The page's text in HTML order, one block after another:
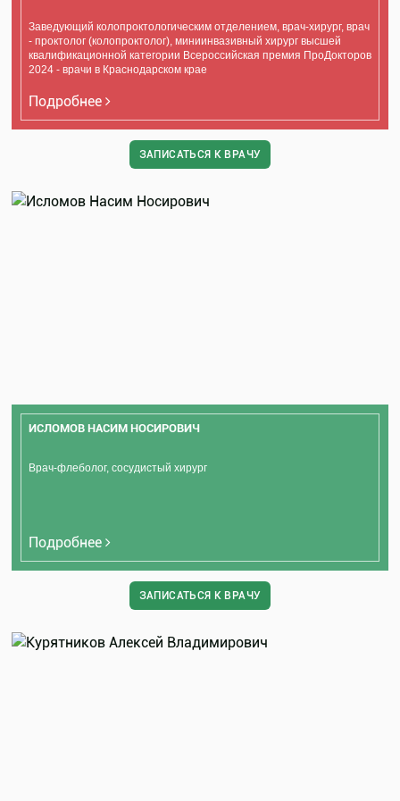
Заведующий колопроктологическим отделением, врач-хирург, врач
- проктолог (колопроктолог), миниинвазивный хирург высшей
квалификационной категории Всероссийская премия ПроДокторов
2024 - врачи в Краснодарском крае
Подробнее
ЗАПИСАТЬСЯ К ВРАЧУ
ИСЛОМОВ НАСИМ НОСИРОВИЧ
Врач-флеболог, сосудистый хирург
Подробнее
ЗАПИСАТЬСЯ К ВРАЧУ